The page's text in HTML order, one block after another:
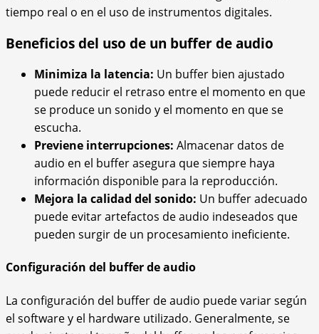
tiempo real o en el uso de instrumentos digitales.
Beneficios del uso de un buffer de audio
Minimiza la latencia: Un buffer bien ajustado
puede reducir el retraso entre el momento en que
se produce un sonido y el momento en que se
escucha.
Previene interrupciones: Almacenar datos de
audio en el buffer asegura que siempre haya
información disponible para la reproducción.
Mejora la calidad del sonido: Un buffer adecuado
puede evitar artefactos de audio indeseados que
pueden surgir de un procesamiento ineficiente.
Configuración del buffer de audio
La configuración del buffer de audio puede variar según
el software y el hardware utilizado. Generalmente, se